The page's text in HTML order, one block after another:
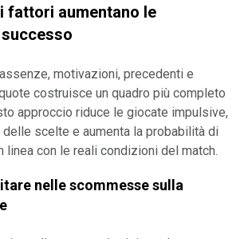
fattori aumentano le
motivazioni, precedenti e
costruisce un quadro più completo
approccio riduce le giocate impulsive,
scelte e aumenta la probabilità di
linea con le reali condizioni del match.
nelle scommesse sulla